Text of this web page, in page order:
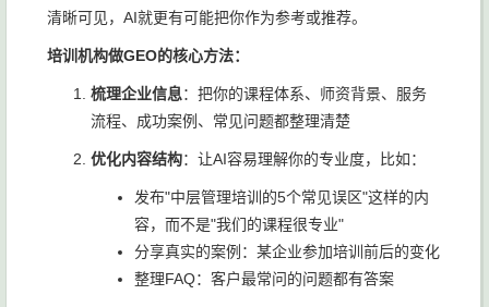
清晰可见，AI就更有可能把你作为参考或推荐。
培训机构做GEO的核心方法：
梳理企业信息：把你的课程体系、师资背景、服务
流程、成功案例、常见问题都整理清楚
优化内容结构：让AI容易理解你的专业度，比如：
发布"中层管理培训的5个常见误区"这样的内
容，而不是"我们的课程很专业"
分享真实的案例：某企业参加培训前后的变化
整理FAQ：客户最常问的问题都有答案